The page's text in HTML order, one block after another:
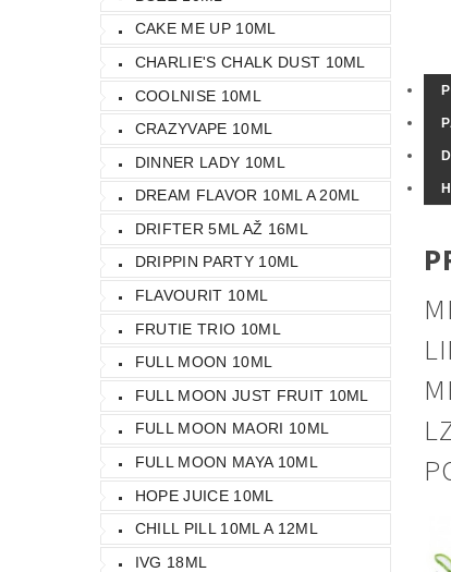
CAKE ME UP 10ML
CHARLIE'S CHALK DUST 10ML
COOLNISE 10ML
CRAZYVAPE 10ML
DINNER LADY 10ML
DREAM FLAVOR 10ML A 20ML
DRIFTER 5ML AŽ 16ML
DRIPPIN PARTY 10ML
FLAVOURIT 10ML
FRUTIE TRIO 10ML
FULL MOON 10ML
FULL MOON JUST FRUIT 10ML
FULL MOON MAORI 10ML
FULL MOON MAYA 10ML
HOPE JUICE 10ML
CHILL PILL 10ML A 12ML
IVG 18ML